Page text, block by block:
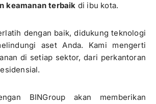
keamanan terbaik di ibu kota.
dengan baik, didukung teknologi
aset Anda. Kami mengerti
di setiap sektor, dari perkantoran
BINGroup akan memberikan